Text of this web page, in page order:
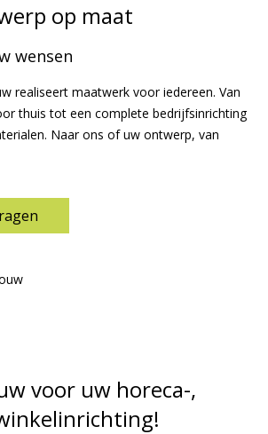
op maat
wensen
realiseert maatwerk voor iedereen. Van
thuis tot een complete bedrijfsinrichting
Naar ons of uw ontwerp, van
voor uw horeca-,